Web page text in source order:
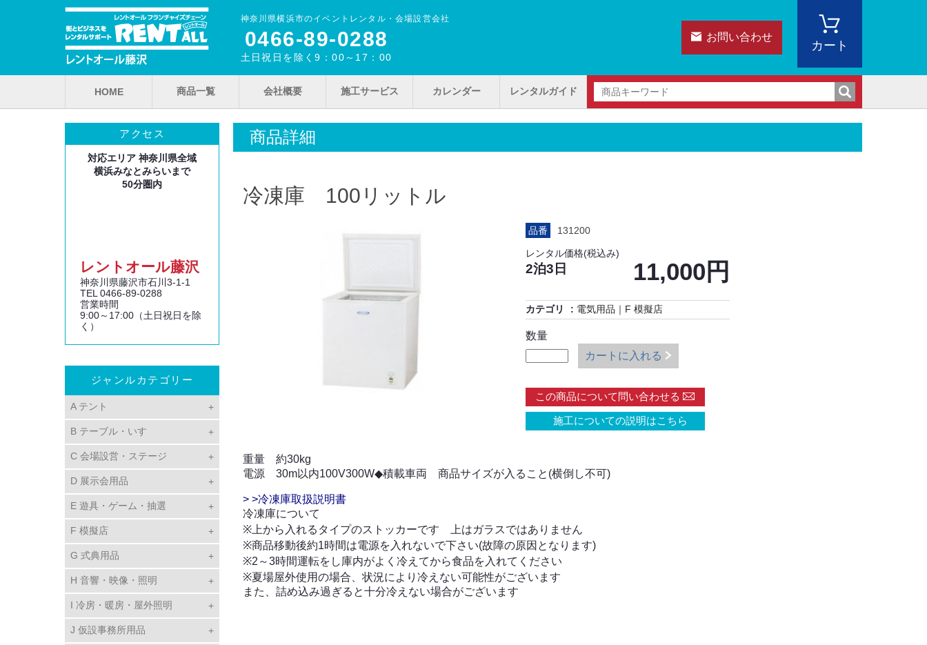
神奈川県横浜市のイベントレンタル・会場設営会社
0466‐89‐0288
土日祝日を除く9：00～17：00
お問い合わせ
カート
HOME 商品一覧 会社概要 施工サービス カレンダー レンタルガイド
アクセス
対応エリア 神奈川県全域
横浜みなとみらいまで
50分圏内
レントオール藤沢
神奈川県藤沢市石川3‐1‐1
TEL 0466‐89‐0288
営業時間
9:00～17:00（土日祝日を除
く）
ジャンルカテゴリー
A テント
B テーブル・いす
C 会場設営・ステージ
D 展示会用品
E 遊具・ゲーム・抽選
F 模擬店
G 式典用品
H 音響・映像・照明
I 冷房・暖房・屋外照明
J 仮設事務所用品
商品詳細
冷凍庫 100リットル
品番 131200
レンタル価格(税込み)
2泊3日 11,000円
カテゴリ 電気用品 ｜ F 模擬店
数量
カートに入れる
この商品について問い合わせる
施工についての説明はこちら
重量 約30kg
電源 30m以内100V300W◆積載車両 商品サイズが入ること(横倒し不可)
> >冷凍庫取扱説明書
冷凍庫について
※上から入れるタイプのストッカーです 上はガラスではありません
※商品移動後約1時間は電源を入れないで下さい(故障の原因となります)
※2～3時間運転をし庫内がよく冷えてから食品を入れてください
※夏場屋外使用の場合、状況により冷えない可能性がございます
また、詰め込み過ぎると十分冷えない場合がございます